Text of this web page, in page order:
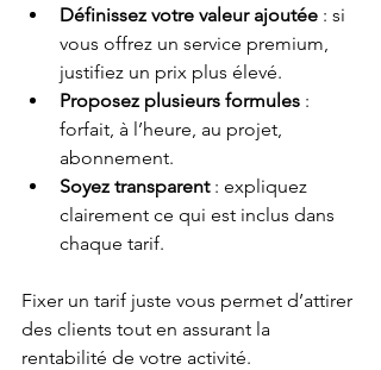
Définissez votre valeur ajoutée : si
vous offrez un service premium,
justifiez un prix plus élevé.
Proposez plusieurs formules :
forfait, à l’heure, au projet,
abonnement.
Soyez transparent : expliquez
clairement ce qui est inclus dans
chaque tarif.
Fixer un tarif juste vous permet d’attirer
des clients tout en assurant la
rentabilité de votre activité.